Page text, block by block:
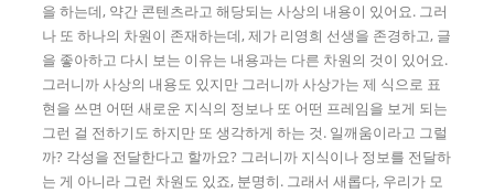
을 하는데, 약간 콘텐츠라고 해당되는 사상의 내용이 있어요. 그러
나 또 하나의 차원이 존재하는데, 제가 리영희 선생을 존경하고, 글
을 좋아하고 다시 보는 이유는 내용과는 다른 차원의 것이 있어요.
그러니까 사상의 내용도 있지만 그러니까 사상가는 제 식으로 표
현을 쓰면 어떤 새로운 지식의 정보나 또 어떤 프레임을 보게 되는
그런 걸 전하기도 하지만 또 생각하게 하는 것. 일깨움이라고 그럴
까? 각성을 전달한다고 할까요? 그러니까 지식이나 정보를 전달하
는 게 아니라 그런 차원도 있죠, 분명히. 그래서 새롭다, 우리가 모